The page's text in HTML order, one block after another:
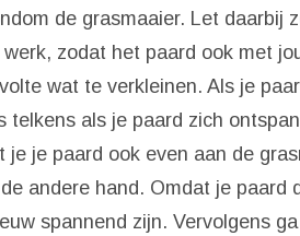
de grasmaaier. Let daarbij
zodat het paard ook met
wat te verkleinen. Als je
telkens als je paard zich
je je paard ook even aan de
andere hand. Omdat je paard
spannend zijn. Vervolgens